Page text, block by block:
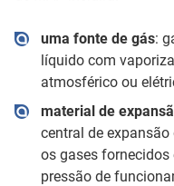
uma fonte de gás:
líquido com
atmosférico ou
material de
central de
os gases
pressão de